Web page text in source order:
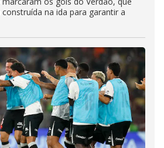
na ida para garantir a